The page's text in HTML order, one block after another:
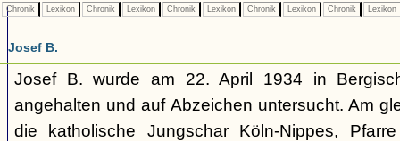
Chronik Lexikon Chronik Lexikon Chronik Lexikon Chronik Lexikon Chronik Lexikon
Josef B.
Josef B. wurde am 22. April 1934 in
angehalten und auf Abzeichen untersucht. Am
die katholische Jungschar Köln-Nippes,